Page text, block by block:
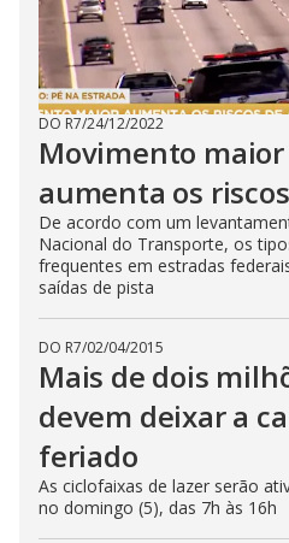
DO R7/24/12/2022
Movimento
aumenta os
De acordo com um
Nacional do Transporte, os
frequentes em estradas
saídas de pista
DO R7/02/04/2015
Mais de dois
devem deixar a
feriado
As ciclofaixas de lazer serão
no domingo (5), das 7h às 16h